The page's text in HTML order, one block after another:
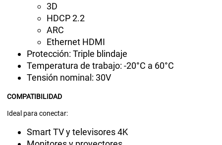
3D
HDCP 2.2
ARC
Ethernet HDMI
Protección: Triple blindaje
Temperatura de trabajo: -20°C a 60°C
Tensión nominal: 30V
COMPATIBILIDAD
Ideal para conectar:
Smart TV y televisores 4K